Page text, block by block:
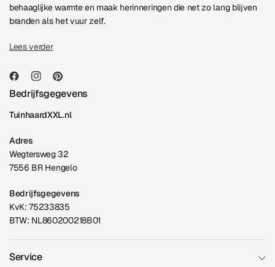
behaaglijke warmte en maak herinneringen die net zo lang blijven
branden als het vuur zelf.
Lees verder
Bedrijfsgegevens
TuinhaardXXL.nl
Adres
Wegtersweg 32
7556 BR Hengelo
Bedrijfsgegevens
KvK: 75233835
BTW: NL860200218B01
Service